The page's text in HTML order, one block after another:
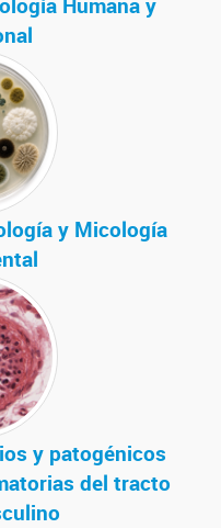
y Micología
y patogénicos
del tracto